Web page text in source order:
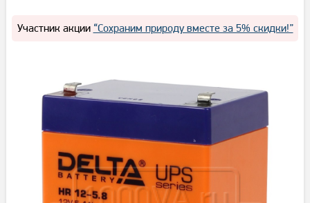
Участник акции “Сохраним природу вместе за 5% скидки!”